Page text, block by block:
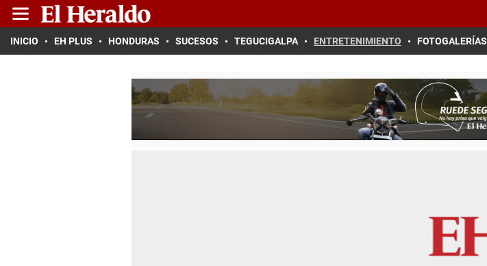
INICIO EH PLUS HONDURAS SUCESOS TEGUCIGALPA ENTRETENIMIENTO FOTOGALERÍAS